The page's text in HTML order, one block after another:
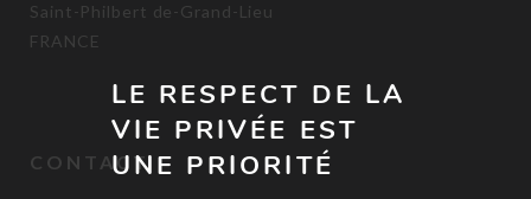
Saint-Philbert de-Grand-Lieu
FRANCE
CONTACT
LE RESPECT DE LA
VIE PRIVÉE EST
UNE PRIORITÉ